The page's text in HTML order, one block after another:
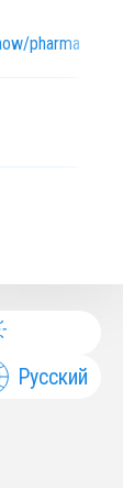
Русский